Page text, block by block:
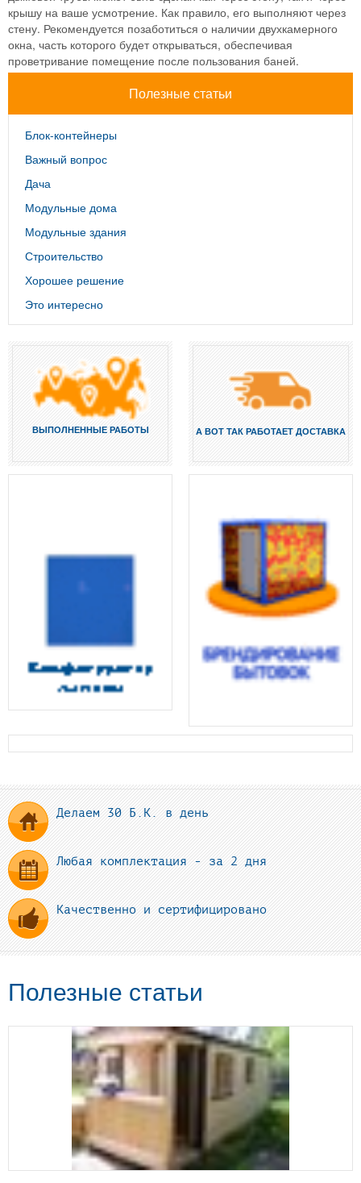
крышу на ваше усмотрение. Как правило, его выполняют через
стену. Рекомендуется позаботиться о наличии двухкамерного
окна, часть которого будет открываться, обеспечивая
проветривание помещение после пользования баней.
Полезные статьи
Блок-контейнеры
Важный вопрос
Дача
Модульные дома
Модульные здания
Строительство
Хорошее решение
Это интересно
ВЫПОЛНЕННЫЕ РАБОТЫ А ВОТ ТАК РАБОТАЕТ ДОСТАВКА
Делаем 30 Б.К. в день
Любая комплектация - за 2 дня
Качественно и сертифицировано
Полезные статьи